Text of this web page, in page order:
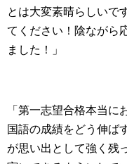
とは大変素晴らしいで
てください！陰ながら
ました！」
「第一志望合格本当
国語の成績をどう伸ば
が思い出として強く残